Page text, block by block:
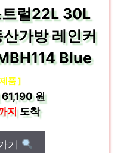
럴22L 30L
가방 레인커
Blue
품 ]
61,190 원
지도착
기